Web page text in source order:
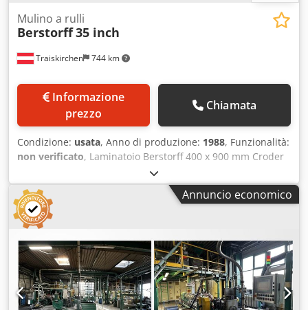
Traiskirchen 744 km
Mulino a rulli
Berstorff35 inch
prezzo
Chiamata
Condizione: usata, Anno di produzione: 1988, Funzionalità:
non verificato, Laminatoio Berstorff 400 x 900 mm Croder
A Dfyopfx Ah Aof Maggiori dettagli nella descrizione
allegata!
Annuncio economico